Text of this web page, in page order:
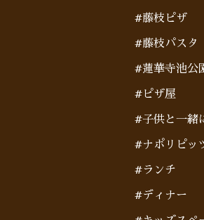
#藤枝ピザ
#藤枝パスタ
#蓮華寺池公
#ピザ屋
#子供と一緒
#ナポリピッ
#ランチ
#ディナー